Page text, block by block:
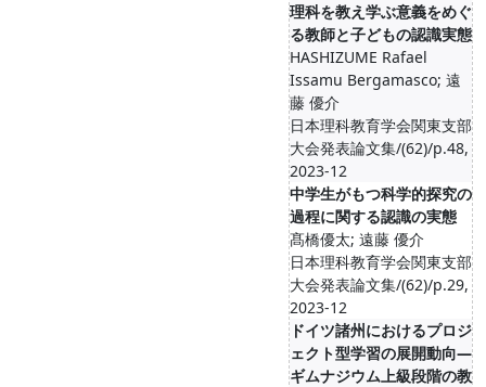
理科を教え学ぶ意義をめぐ
る教師と子どもの認識実態
HASHIZUME Rafael
Issamu Bergamasco; 遠
藤 優介
日本理科教育学会関東支部
大会発表論文集/(62)/p.48,
2023-12
中学生がもつ科学的探究の
過程に関する認識の実態
髙橋優太; 遠藤 優介
日本理科教育学会関東支部
大会発表論文集/(62)/p.29,
2023-12
ドイツ諸州におけるプロジ
ェクト型学習の展開動向―
ギムナジウム上級段階の教